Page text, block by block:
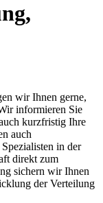
wir Ihnen gerne,
informieren Sie
kurzfristig Ihre
auch
in der
direkt zum
sichern wir Ihnen
der Verteilung